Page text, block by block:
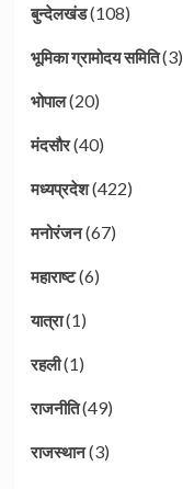
बुन्देलखंड(108)
भूमिका ग्रामोदय समिति(3)
भोपाल(20)
मंदसौर(40)
मध्यप्रदेश(422)
मनोरंजन(67)
महाराष्ट(6)
यात्रा(1)
रहली(1)
राजनीति(49)
राजस्थान(3)